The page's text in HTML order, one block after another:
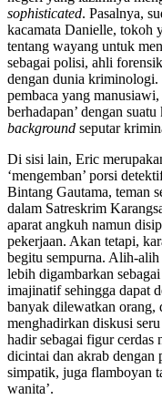
sophisticated. Pasalnya,
kacamata Danielle, tokoh
tentang wayang untuk
sebagai polisi, ahli
dengan dunia
pembaca yang
berhadapan’ dengan
background seputar
Di sisi lain, Eric
‘mengemban’ porsi
Bintang Gautama, teman
dalam Satreskrim
aparat angkuh namun
pekerjaan. Akan tetapi,
begitu sempurna. Alih-
lebih digambarkan
imajinatif sehingga dapat
banyak dilewatkan orang,
menghadirkan diskusi
hadir sebagai figur
dicintai dan akrab dengan
simpatik, juga flamboyan
wanita’.